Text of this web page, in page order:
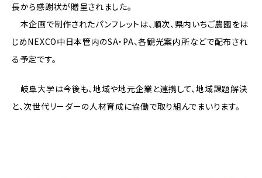
長から感謝状が贈呈されました。
本企画で制作されたパンフレットは、順次、県内いちご農園をは
じめNEXCO中日本管内のSA・PA、各観光案内所などで配布され
る予定です。
岐阜大学は今後も、地域や地元企業と連携して、地域課題解決
と、次世代リーダーの人材育成に協働で取り組んでまいります。